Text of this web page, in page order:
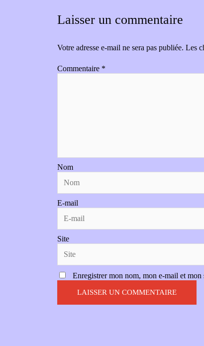
Laisser un commentaire
Votre adresse e-mail ne sera pas publiée. Les
Commentaire *
Nom
E-mail
Site
Enregistrer mon nom, mon e-mail et